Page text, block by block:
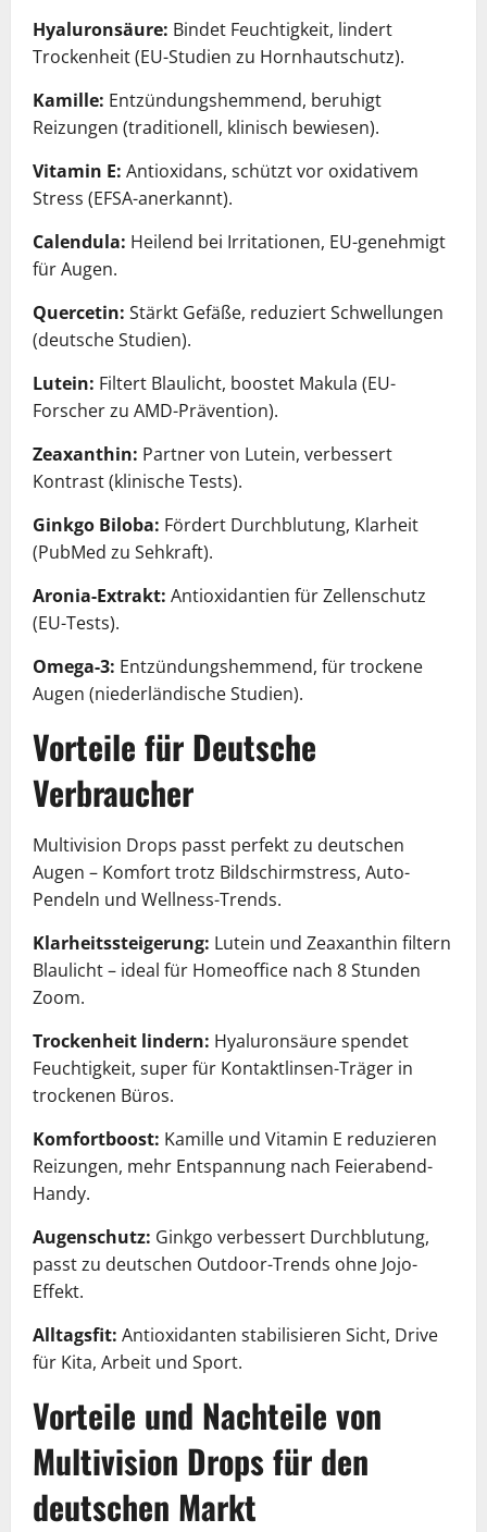
Hyaluronsäure: Bindet Feuchtigkeit, lindert
Trockenheit (EU-Studien zu Hornhautschutz).
Kamille: Entzündungshemmend, beruhigt
Reizungen (traditionell, klinisch bewiesen).
Vitamin E: Antioxidans, schützt vor oxidativem
Stress (EFSA-anerkannt).
Calendula: Heilend bei Irritationen, EU-genehmigt
für Augen.
Quercetin: Stärkt Gefäße, reduziert Schwellungen
(deutsche Studien).
Lutein: Filtert Blaulicht, boostet Makula (EU-
Forscher zu AMD-Prävention).
Zeaxanthin: Partner von Lutein, verbessert
Kontrast (klinische Tests).
Ginkgo Biloba: Fördert Durchblutung, Klarheit
(PubMed zu Sehkraft).
Aronia-Extrakt: Antioxidantien für Zellenschutz
(EU-Tests).
Omega-3: Entzündungshemmend, für trockene
Augen (niederländische Studien).
Vorteile für Deutsche
Verbraucher
Multivision Drops passt perfekt zu deutschen
Augen – Komfort trotz Bildschirmstress, Auto-
Pendeln und Wellness-Trends.
Klarheitssteigerung: Lutein und Zeaxanthin filtern
Blaulicht – ideal für Homeoffice nach 8 Stunden
Zoom.
Trockenheit lindern: Hyaluronsäure spendet
Feuchtigkeit, super für Kontaktlinsen-Träger in
trockenen Büros.
Komfortboost: Kamille und Vitamin E reduzieren
Reizungen, mehr Entspannung nach Feierabend-
Handy.
Augenschutz: Ginkgo verbessert Durchblutung,
passt zu deutschen Outdoor-Trends ohne Jojo-
Effekt.
Alltagsfit: Antioxidanten stabilisieren Sicht, Drive
für Kita, Arbeit und Sport.
Vorteile und Nachteile von
Multivision Drops für den
deutschen Markt